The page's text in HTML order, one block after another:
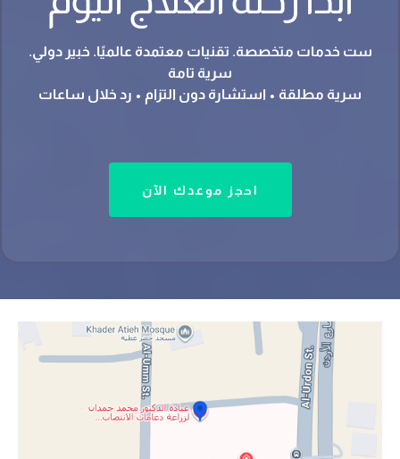
ست خدمات متخصصة. تقنيات معتمدة عالميًا. خبير دولي.
سرية تامة
سرية مطلقة • استشارة دون التزام • رد خلال ساعات
احجز موعدك الآن